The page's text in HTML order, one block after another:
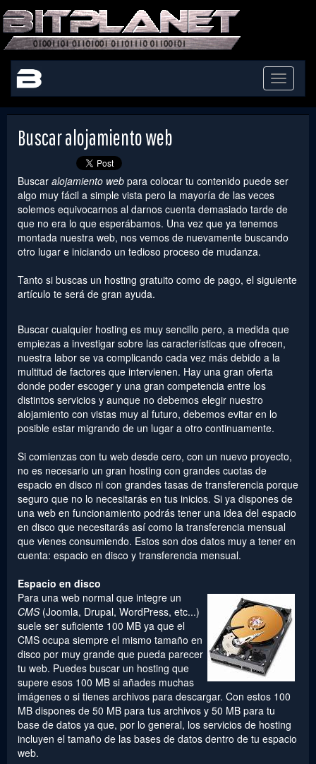
Toggle
Buscar alojamiento web
Buscar alojamiento web para colocar tu contenido puede ser
algo muy fácil a simple vista pero la mayoría de las veces
solemos equivocarnos al darnos cuenta demasiado tarde de
que no era lo que esperábamos. Una vez que ya tenemos
montada nuestra web, nos vemos de nuevamente buscando
otro lugar e iniciando un tedioso proceso de mudanza.
Tanto si buscas un hosting gratuito como de pago, el siguiente
artículo te será de gran ayuda.
Buscar cualquier hosting es muy sencillo pero, a medida que
empiezas a investigar sobre las características que ofrecen,
nuestra labor se va complicando cada vez más debido a la
multitud de factores que intervienen. Hay una gran oferta
donde poder escoger y una gran competencia entre los
distintos servicios y aunque no debemos elegir nuestro
alojamiento con vistas muy al futuro, debemos evitar en lo
posible estar migrando de un lugar a otro continuamente.
Si comienzas con tu web desde cero, con un nuevo proyecto,
no es necesario un gran hosting con grandes cuotas de
espacio en disco ni con grandes tasas de transferencia porque
seguro que no lo necesitarás en tus inicios. Si ya dispones de
una web en funcionamiento podrás tener una idea del espacio
en disco que necesitarás así como la transferencia mensual
que vienes consumiendo. Estos son dos datos muy a tener en
cuenta: espacio en disco y transferencia mensual.
Espacio en disco
Para una web normal que integre un
CMS(Joomla, Drupal, WordPress, etc...)
suele ser suficiente 100 MB ya que el
CMS ocupa siempre el mismo tamaño en
disco por muy grande que pueda parecer
tu web. Puedes buscar un hosting que
supere esos 100 MB si añades muchas
imágenes o si tienes archivos para descargar. Con estos 100
MB dispones de 50 MB para tus archivos y 50 MB para tu
base de datos ya que, por lo general, los servicios de hosting
incluyen el tamaño de las bases de datos dentro de tu espacio
web.